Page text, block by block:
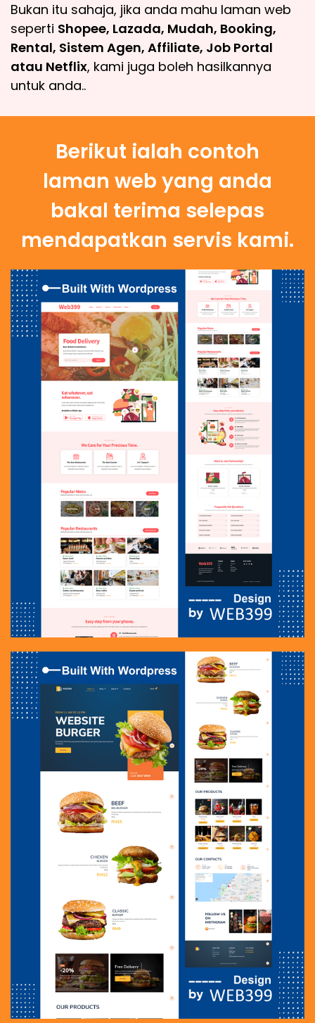
Bukan itu sahaja, jika anda mahu laman web
seperti Shopee, Lazada, Mudah, Booking,
Rental, Sistem Agen, Affiliate, Job Portal
atau Netflix, kami juga boleh hasilkannya
untuk anda..
Berikut ialah contoh
laman web yang anda
bakal terima selepas
mendapatkan servis kami.